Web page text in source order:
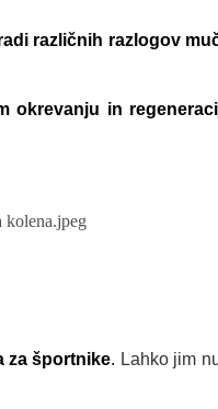
različnih razlogov
okrevanju in
za športnike. Lahko jim